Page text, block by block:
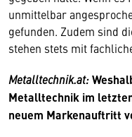
unmittelbar
gefunden. Zudem sind
stehen stets mit
Metalltechnik.at:
Metalltechnik im
neuem Markenauftritt